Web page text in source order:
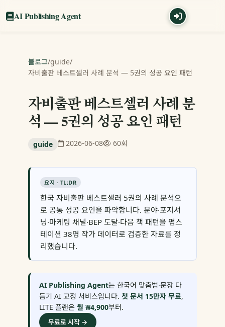
AI Publishing Agent
블로그/guide/
자비출판 베스트셀러 사례 분석 — 5권의 성공 요인 패턴
자비출판 베스트셀러 사례 분
석 — 5권의 성공 요인 패턴
guide 2026-06-08 60회
요지 · TL;DR
한국 자비출판 베스트셀러 5권의 사례 분석으
로 공통 성공 요인을 파악합니다. 분야·포지셔
닝·마케팅 채널·BEP 도달·다음 책 패턴을 펍스
테이션 38명 작가 데이터로 검증한 자료를 정
리했습니다.
AI Publishing Agent는 한국어 맞춤법·문장 다
듬기 AI 교정 서비스입니다. 첫 문서 15만자 무료,
LITE 플랜은 월 ₩4,900부터.
무료로 시작 →